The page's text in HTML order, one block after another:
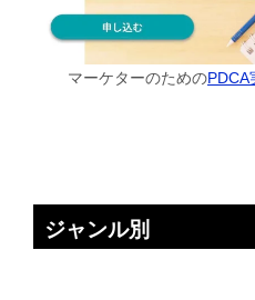
マーケターのためのPDCA
ジャンル別